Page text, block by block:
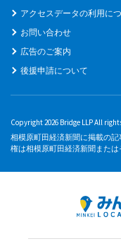
アクセスデータの利用に
お問い合わせ
広告のご案内
後援申請について
Copyright 2026 Bridge LLP All
相模原町田経済新聞に掲載の
権は相模原町田経済新聞または